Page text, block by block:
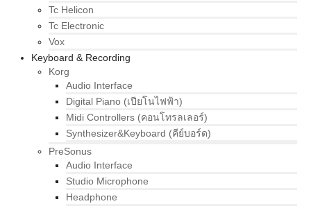
Tc Helicon
Tc Electronic
Vox
Keyboard & Recording
Korg
Audio Interface
Digital Piano (เปียโนไฟฟ้า)
Midi Controllers (คอนโทรลเลอร์)
Synthesizer&Keyboard (คีย์บอร์ด)
PreSonus
Audio Interface
Studio Microphone
Headphone